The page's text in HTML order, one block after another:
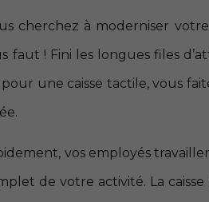
cherchez à moderniser
! Fini les longues files
une caisse tactile, vous
vos employés
de votre activité. La